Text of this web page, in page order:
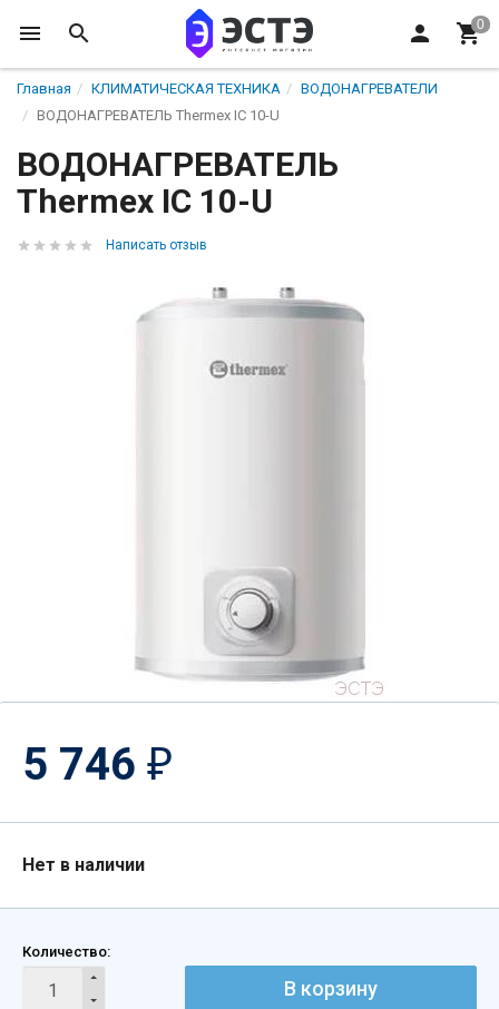
Главная КЛИМАТИЧЕСКАЯ ТЕХНИКА
ВОДОНАГРЕВАТЕЛИ
ВОДОНАГРЕВАТЕЛЬ Thermex IC 10-U
ВОДОНАГРЕВАТЕЛЬ
Thermex IC 10-U
Написать отзыв
5 746 ₽
Нет в наличии
Количество:
В корзину